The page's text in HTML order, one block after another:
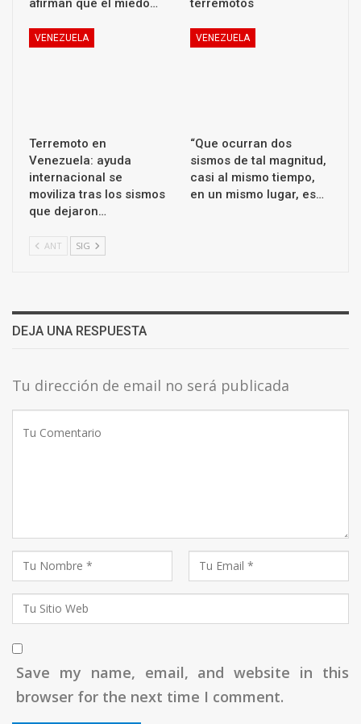
VENEZUELA
Terremoto en
Venezuela: ayuda
internacional se
moviliza tras los sismos
que dejaron…
VENEZUELA
“Que ocurran dos
sismos de tal magnitud,
casi al mismo tiempo,
en un mismo lugar, es…
ANT SIG
DEJA UNA RESPUESTA
Tu dirección de email no será publicada
Save my name, email, and website in this
browser for the next time I comment.